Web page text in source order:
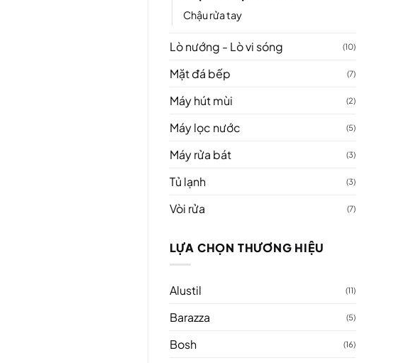
Chậu rửa tay
Lò nướng - Lò vi sóng (10)
Mặt đá bếp (7)
Máy hút mùi (2)
Máy lọc nước (5)
Máy rửa bát (3)
Tủ lạnh (3)
Vòi rửa (7)
LỰA CHỌN THƯƠNG HIỆU
Alustil (11)
Barazza (5)
Bosh (16)